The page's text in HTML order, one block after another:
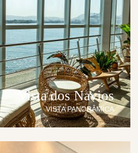
Vista dos Navios
VISTA PANORÂMICA